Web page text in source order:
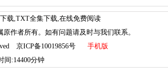
载,TXT全集下载,在线免费阅读
作者所有。如有问题请及时与我们联系。
京ICP备10019856号 手机版
间:14400分钟